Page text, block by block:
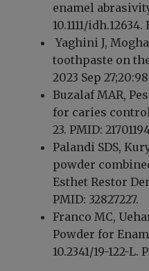
enamel
10.1111/
Yaghini J,
toothpaste on
2023 Sep
Buzalaf MAR,
for caries control.
23. PMID:
Palandi SDS,
powder
Esthet Restor
PMID: 32827227.
Franco MC,
Powder for
10.2341/19-122-L.